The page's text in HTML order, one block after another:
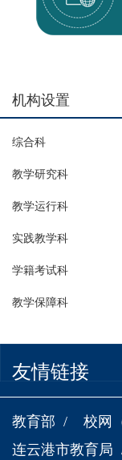
机构设置
综合科
教学研究科
教学运行科
实践教学科
学籍考试科
教学保障科
友情链接
教育部 校网
连云港市教育局